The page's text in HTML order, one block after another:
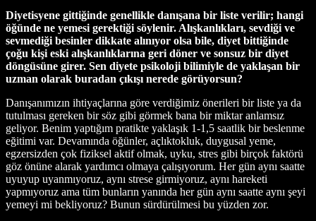
Diyetisyene gittiğinde genellikle danışana bir liste verilir; hangi
öğünde ne yemesi gerektiği söylenir. Alışkanlıkları, sevdiği ve
sevmediği besinler dikkate alınıyor olsa bile, diyet bittiğinde
çoğu kişi eski alışkanlıklarına geri döner ve sonsuz bir diyet
döngüsüne girer. Sen diyete psikoloji bilimiyle de yaklaşan bir
uzman olarak buradan çıkışı nerede görüyorsun?
Danışanımızın ihtiyaçlarına göre verdiğimiz önerileri bir liste ya da
tutulması gereken bir söz gibi görmek bana bir miktar anlamsız
geliyor. Benim yaptığım pratikte yaklaşık 1-1,5 saatlik bir beslenme
eğitimi var. Devamında öğünler, açlıktokluk, duygusal yeme,
egzersizden çok fiziksel aktif olmak, uyku, stres gibi birçok faktörü
göz önüne alarak yardımcı olmaya çalışıyorum. Her gün aynı saatte
uyuyup uyanmıyoruz, aynı strese girmiyoruz, aynı hareketi
yapmıyoruz ama tüm bunların yanında her gün aynı saatte aynı şeyi
yemeyi mi bekliyoruz? Bunun sürdürülmesi bu yüzden zor.